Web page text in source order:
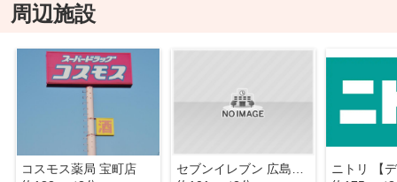
周辺施設
コスモス薬局 宝町店